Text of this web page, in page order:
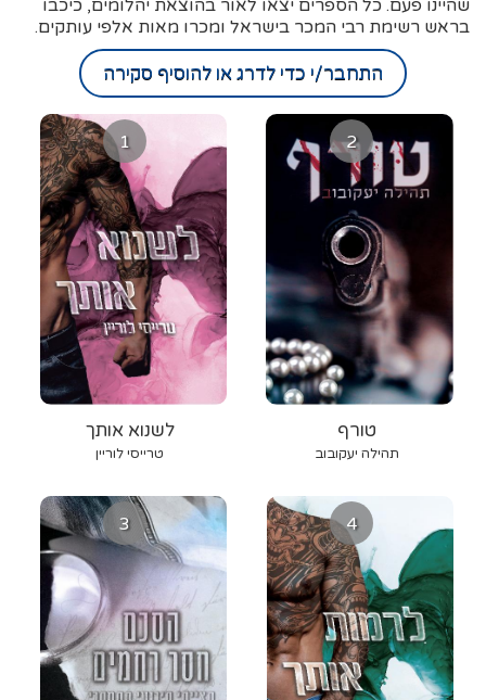
שהיינו פעם. כל הספרים יצאו לאור בהוצאת יהלומים, כיכבו
בראש רשימת רבי המכר בישראל ומכרו מאות אלפי עותקים.
התחבר/י כדי לדרג או להוסיף סקירה
1
לשנוא אותך
טרייסי לוריין
2
טורף
תהילה יעקובוב
3 4